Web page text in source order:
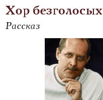
Хор безголосых
Рассказ